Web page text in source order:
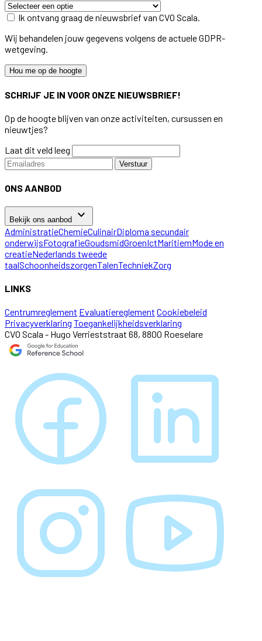
Ik ontvang graag de nieuwsbrief van CVO Scala.
Wij behandelen jouw gegevens volgens de actuele GDPR-
wetgeving.
Hou me op de hoogte
SCHRIJF JE IN VOOR ONZE NIEUWSBRIEF!
Op de hoogte blijven van onze activiteiten, cursussen en
nieuwtjes?
Laat dit veld leeg
Verstuur
ONS AANBOD
Bekijk ons aanbod keyboard_arrow_down
AdministratieChemieCulinairDiploma secundair
onderwijsFotografieGoudsmidGroenIctMaritiemMode en
creatieNederlands tweede
taalSchoonheidszorgenTalenTechniekZorg
LINKS
Centrumreglement Evaluatiereglement Cookiebeleid
Privacyverklaring Toegankelijkheidsverklaring
CVO Scala - Hugo Verrieststraat 68, 8800 Roeselare